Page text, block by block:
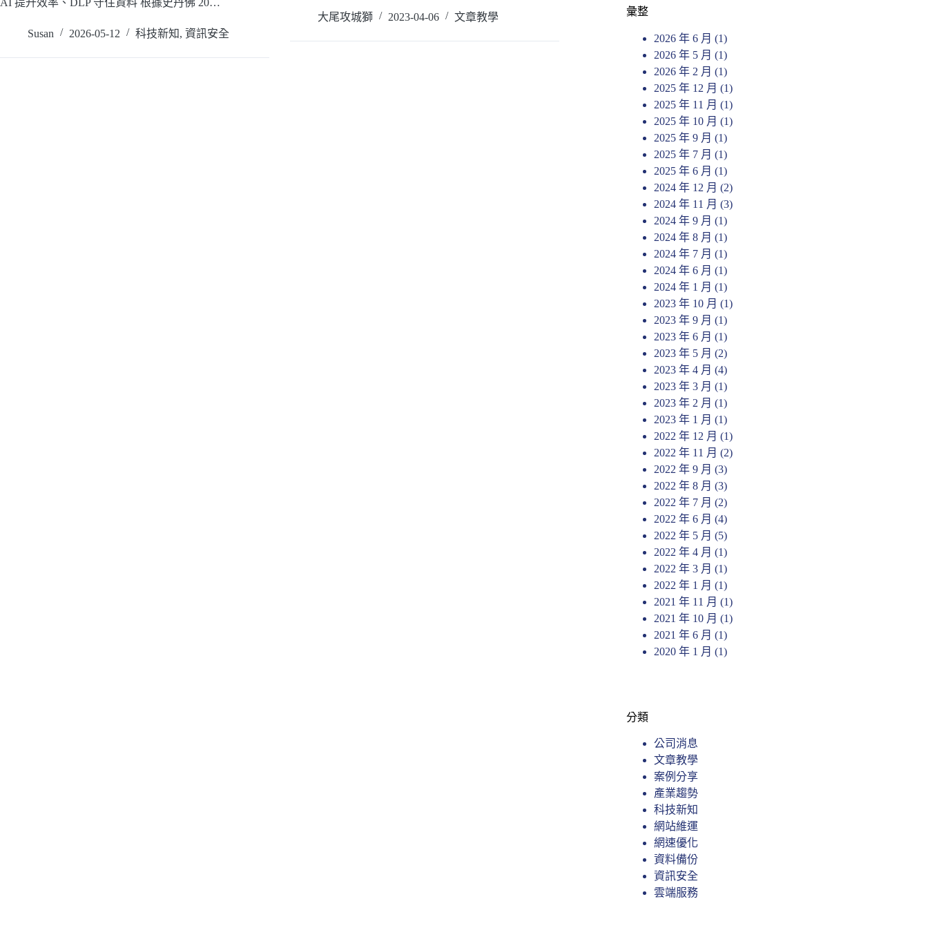
AI 提升效率、DLP 守住資料 根據史丹佛 20…
Susan 2026-05-12 科技新知, 資訊安全
大尾攻城獅 2023-04-06 文章教學 彙整
2026 年 6 月 (1)
2026 年 5 月 (1)
2026 年 2 月 (1)
2025 年 12 月 (1)
2025 年 11 月 (1)
2025 年 10 月 (1)
2025 年 9 月 (1)
2025 年 7 月 (1)
2025 年 6 月 (1)
2024 年 12 月 (2)
2024 年 11 月 (3)
2024 年 9 月 (1)
2024 年 8 月 (1)
2024 年 7 月 (1)
2024 年 6 月 (1)
2024 年 1 月 (1)
2023 年 10 月 (1)
2023 年 9 月 (1)
2023 年 6 月 (1)
2023 年 5 月 (2)
2023 年 4 月 (4)
2023 年 3 月 (1)
2023 年 2 月 (1)
2023 年 1 月 (1)
2022 年 12 月 (1)
2022 年 11 月 (2)
2022 年 9 月 (3)
2022 年 8 月 (3)
2022 年 7 月 (2)
2022 年 6 月 (4)
2022 年 5 月 (5)
2022 年 4 月 (1)
2022 年 3 月 (1)
2022 年 1 月 (1)
2021 年 11 月 (1)
2021 年 10 月 (1)
2021 年 6 月 (1)
2020 年 1 月 (1)
分類
公司消息
文章教學
案例分享
產業趨勢
科技新知
網站維運
網速優化
資料備份
資訊安全
雲端服務